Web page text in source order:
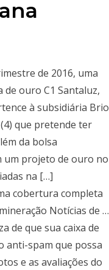
de 2016, uma
ouro C1 Santaluz,
à subsidiária Brio
que pretende ter
da bolsa
um projeto de ouro no
na […]
cobertura completa
Notícias de …
de que sua caixa de
anti-spam que possa
e as avaliações do